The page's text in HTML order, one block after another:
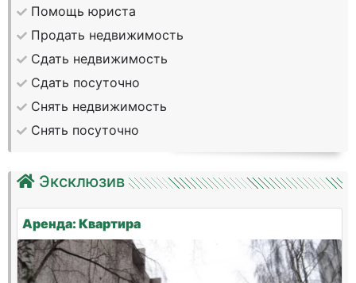
Помощь юриста
Продать недвижимость
Сдать недвижимость
Сдать посуточно
Снять недвижимость
Снять посуточно
Эксклюзив
Аренда: Квартира